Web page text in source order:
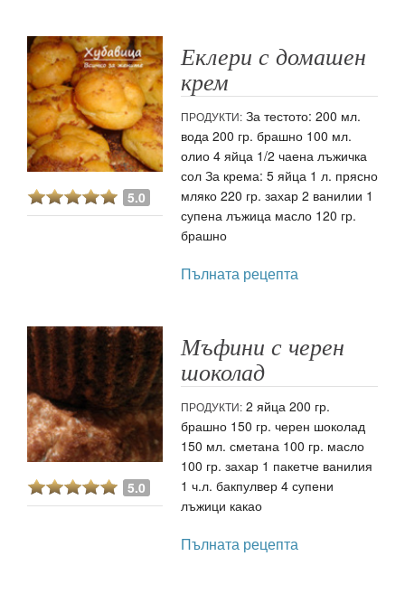
5.0
Еклери с домашен
крем
ПРОДУКТИ: За тестото: 200 мл.
вода 200 гр. брашно 100 мл.
олио 4 яйца 1/2 чаена лъжичка
сол За крема: 5 яйца 1 л. прясно
мляко 220 гр. захар 2 ванилии 1
супена лъжица масло 120 гр.
брашно
Пълната рецепта
5.0
Мъфини с черен
шоколад
ПРОДУКТИ: 2 яйца 200 гр.
брашно 150 гр. черен шоколад
150 мл. сметана 100 гр. масло
100 гр. захар 1 пакетче ванилия
1 ч.л. бакпулвер 4 супени
лъжици какао
Пълната рецепта